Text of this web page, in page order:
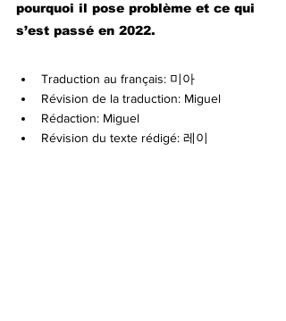
pourquoi il pose problème et ce qui
s’est passé en 2022.
Traduction au français: 미아
Révision de la traduction: Miguel
Rédaction: Miguel
Révision du texte rédigé: 레이